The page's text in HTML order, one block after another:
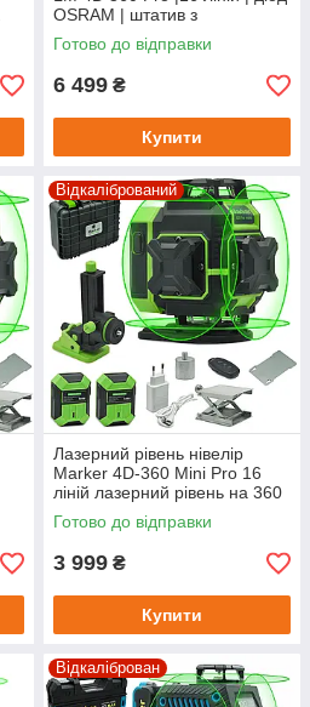
OSRAM | штатив з
мікроліфтом 1.5 м
Готово до відправки
6 499 ₴
Купити
Відкалібрований
Лазерний рівень нівелір
Marker 4D-360 Mini Pro 16
ліній лазерний рівень на 360
градусів будівельний лазер
Готово до відправки
3 999 ₴
Купити
Відкаліброван